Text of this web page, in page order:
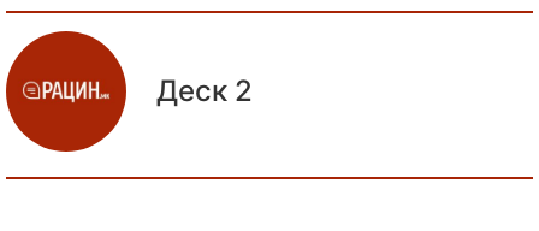
Деск 2